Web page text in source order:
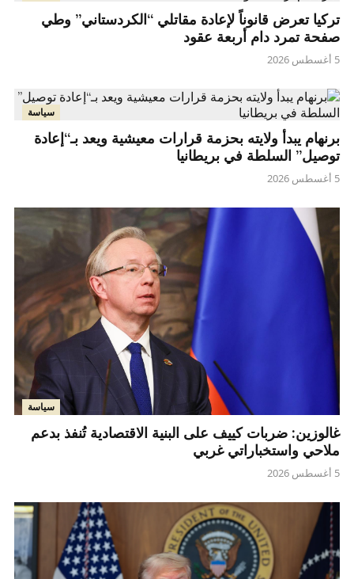
تركيا تعرض قانوناً لإعادة مقاتلي “الكردستاني” وطي
صفحة تمرد دام أربعة عقود
5 أغسطس 2026
سياسة
برنهام يبدأ ولايته بحزمة قرارات معيشية ويعد بـ“إعادة
توصيل” السلطة في بريطانيا
5 أغسطس 2026
سياسة
غالوزين: ضربات كييف على البنية الاقتصادية تُنفذ بدعم
ملاحي واستخباراتي غربي
5 أغسطس 2026